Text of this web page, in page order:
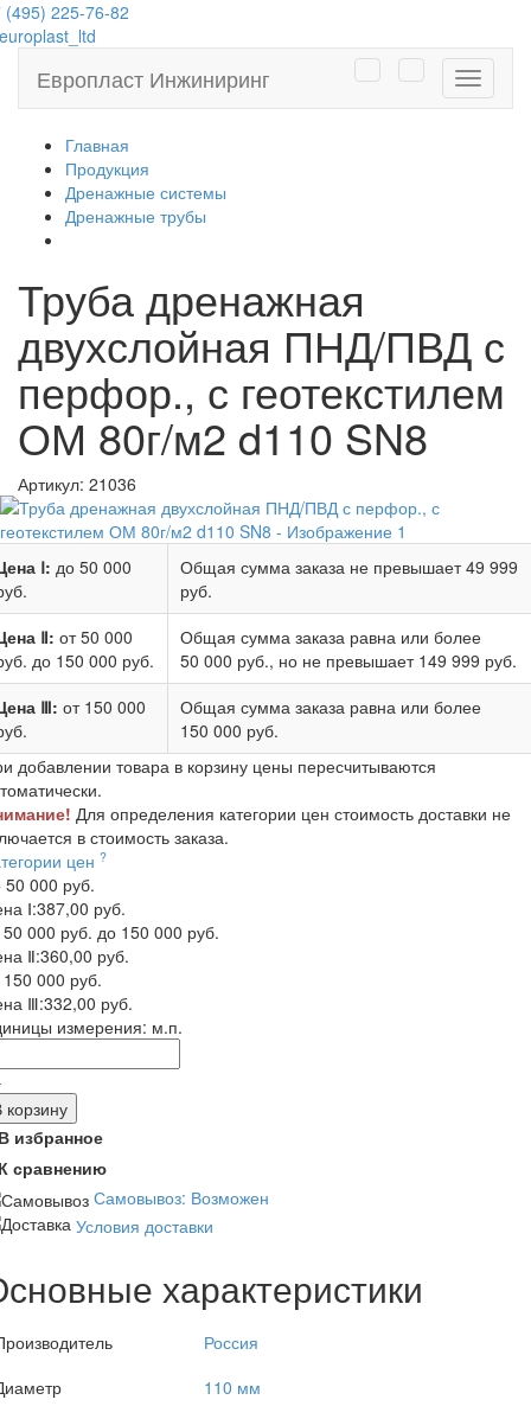
(495) 225-76-82
Европласт Инжиниринг
Главная
Продукция
Дренажные системы
Дренажные трубы
Труба дренажная
двухслойная ПНД/ПВД с
перфор., с геотекстилем
ОМ 80г/м2 d110 SN8
Артикул: 21036
Ⅰ: до 50 000
Общая сумма заказа не превышает49 999
руб.
Ⅱ: от 50 000
до 150 000 руб.
Общая сумма заказа равна или более
50 000 руб., но не превышает 149 999 руб.
Ⅲ: от 150 000
Общая сумма заказа равна или более
150 000 руб.
добавлении товара в корзину цены пересчитываются
Для определения категории цен стоимость доставки не
в стоимость заказа.
цен ?
50 000 руб.
Ⅰ:387,00 руб.
50 000 руб. до 150 000 руб.
Ⅱ:360,00 руб.
150 000 руб.
Ⅲ:332,00 руб.
измерения: м.п.
корзину
избранное
сравнению
Самовывоз: Возможен
Условия доставки
характеристики
Россия
110 мм